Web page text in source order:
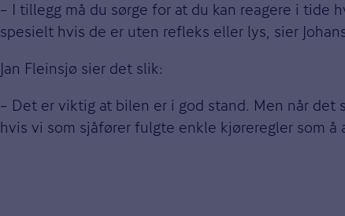
– I tillegg må du sørge for at du kan reagere i tide
spesielt hvis de er uten refleks eller lys, sier
Jan Fleinsjø sier det slik:
– Det er viktig at bilen er i god stand. Men når
hvis vi som sjåfører fulgte enkle kjøreregler som